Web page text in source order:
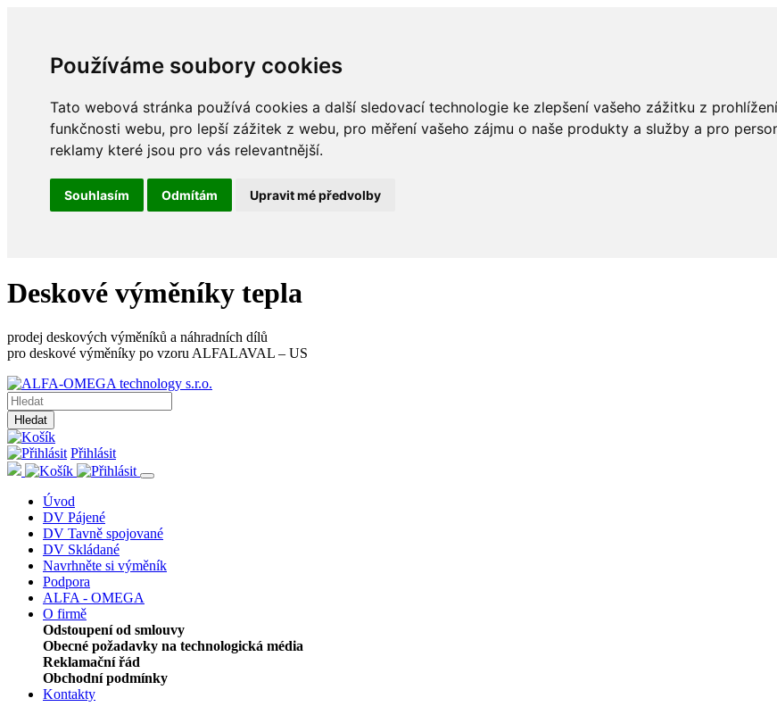
Používáme soubory cookies
Tato webová stránka používá cookies a další sledovací technologie ke zlepšení vašeho zážitku z
funkčnosti webu, pro lepší zážitek z webu, pro měření vašeho zájmu o naše produkty a služby a pro
reklamy které jsou pro vás relevantnější.
Souhlasím Odmítám Upravit mé předvolby
Deskové výměníky tepla
prodej deskových výměníků a náhradních dílů
pro deskové výměníky po vzoru ALFALAVAL – US
Hledat
Přihlásit
Úvod
DV Pájené
DV Tavně spojované
DV Skládané
Navrhněte si výměník
Podpora
ALFA - OMEGA
O firmě
Odstoupení od smlouvy
Obecné požadavky na technologická média
Reklamační řád
Obchodní podmínky
Kontakty